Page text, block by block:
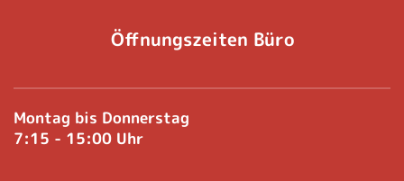
Öffnungszeiten Büro
Montag bis Donnerstag
7:15 - 15:00 Uhr